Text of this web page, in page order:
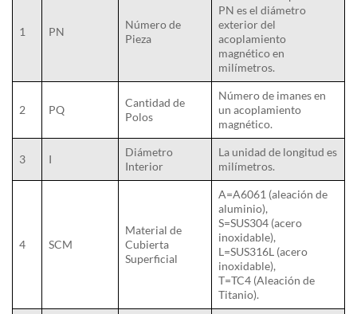
1 PN
Número de
Pieza
PN es el diámetro
exterior del
acoplamiento
magnético en
milímetros.
2 PQ
Cantidad de
Polos
Número de imanes en
un acoplamiento
magnético.
3 I
Diámetro
Interior
La unidad de longitud es
milímetros.
4 SCM
Material de
Cubierta
Superficial
A=A6061 (aleación de
aluminio),
S=SUS304 (acero
inoxidable),
L=SUS316L (acero
inoxidable),
T=TC4 (Aleación de
Titanio).